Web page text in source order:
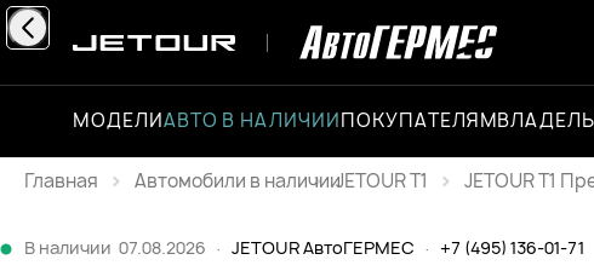
МОДЕЛИАВТО В НАЛИЧИИПОКУПАТЕЛЯМ
Главная
JETOUR T1 JETOUR T1
В наличии 07.08.2026 · JETOUR АвтоГЕРМЕС · +7 (495) 136-01-71